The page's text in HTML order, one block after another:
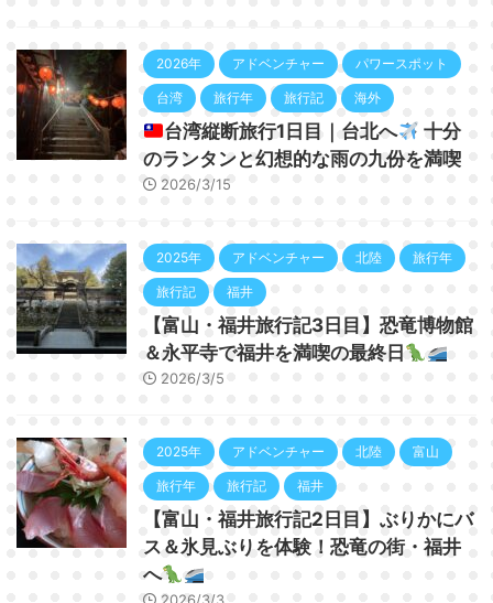
2026年 アドベンチャー パワースポット
台湾 旅行年 旅行記 海外
台湾縦断旅行1日目｜台北へ
十分
のランタンと幻想的な雨の九份を満喫
2026/3/15
2025年 アドベンチャー 北陸 旅行年
旅行記 福井
【富山・福井旅行記3日目】恐竜博物館
＆永平寺で福井を満喫の最終日
2026/3/5
2025年 アドベンチャー 北陸 富山
旅行年 旅行記 福井
【富山・福井旅行記2日目】ぶりかにバ
ス＆氷見ぶりを体験！恐竜の街・福井
へ